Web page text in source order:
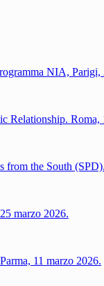
NIA, Parigi,
Relationship.
from the South
marzo 2026.
11 marzo 2026.